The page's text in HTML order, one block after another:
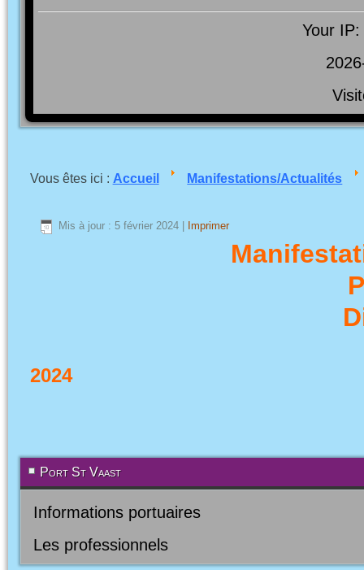
Your
Vous êtes ici : Accueil Manifestations/Actualités
Mis à jour : 5 février 2024| Imprimer
2024
Port St Vaast
Informations portuaires
Les professionnels